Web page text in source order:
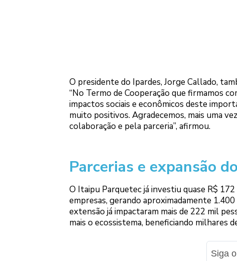
O presidente do Ipardes, Jorge Callado,
“No Termo de Cooperação que firmamos
impactos sociais e econômicos deste
muito positivos. Agradecemos, mais uma
colaboração e pela parceria”, afirmou.
Parcerias e expansão
O Itaipu Parquetec já investiu quase R$
empresas, gerando aproximadamente
extensão já impactaram mais de 222 mil
mais o ecossistema, beneficiando milhares
Siga